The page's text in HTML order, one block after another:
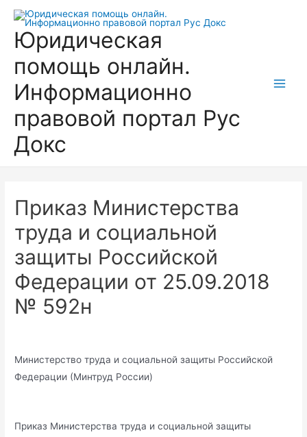
Перейти
содержимому
Юридическая
помощь онлайн.
Информационно
правовой портал Рус
Докс
Приказ Министерства
труда и социальной
защиты Российской
Федерации от 25.09.2018
№ 592н
Министерство труда и социальной защиты Российской
Федерации (Минтруд России)
Приказ Министерства труда и социальной защиты